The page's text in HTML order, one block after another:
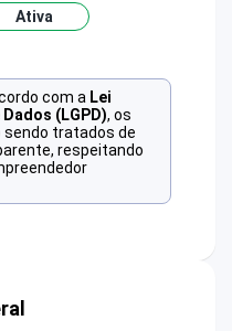
Ativa
com a Lei
(LGPD), os
tratados de
respeitando